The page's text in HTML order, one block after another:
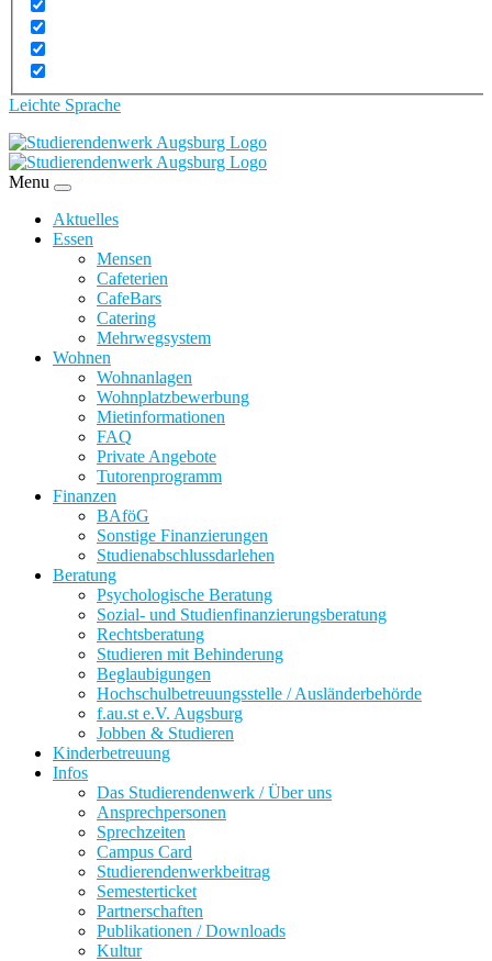
Leichte Sprache
Menu
Aktuelles
Essen
Mensen
Cafeterien
CafeBars
Catering
Mehrwegsystem
Wohnen
Wohnanlagen
Wohnplatzbewerbung
Mietinformationen
FAQ
Private Angebote
Tutorenprogramm
Finanzen
BAföG
Sonstige Finanzierungen
Studienabschlussdarlehen
Beratung
Psychologische Beratung
Sozial- und Studienfinanzierungsberatung
Rechtsberatung
Studieren mit Behinderung
Beglaubigungen
Hochschulbetreuungsstelle / Ausländerbehörde
f.au.st e.V. Augsburg
Jobben & Studieren
Kinderbetreuung
Infos
Das Studierendenwerk / Über uns
Ansprechpersonen
Sprechzeiten
Campus Card
Studierendenwerkbeitrag
Semesterticket
Partnerschaften
Publikationen / Downloads
Kultur